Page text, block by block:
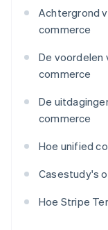
Achtergrond
commerce
De voordelen
commerce
De
commerce
Hoe unified
Casestudy's
Hoe Stripe